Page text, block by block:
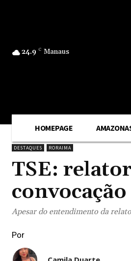
24.9 C Manaus
HOMEPAGE
DESTAQUES RORAIMA
TSE:
Apesar do entendimento da
Por